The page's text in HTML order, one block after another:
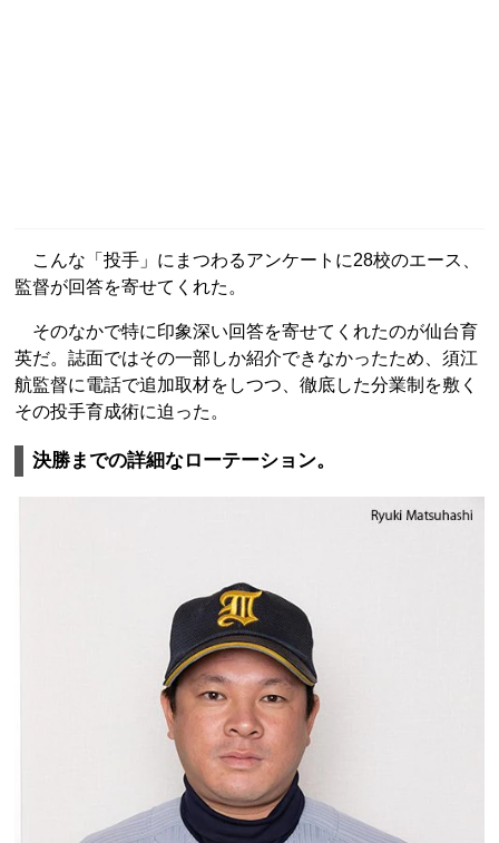
こんな「投手」にまつわるアンケートに28校のエース、
監督が回答を寄せてくれた。
そのなかで特に印象深い回答を寄せてくれたのが仙台育
英だ。誌面ではその一部しか紹介できなかったため、須江
航監督に電話で追加取材をしつつ、徹底した分業制を敷く
その投手育成術に迫った。
決勝までの詳細なローテーション。